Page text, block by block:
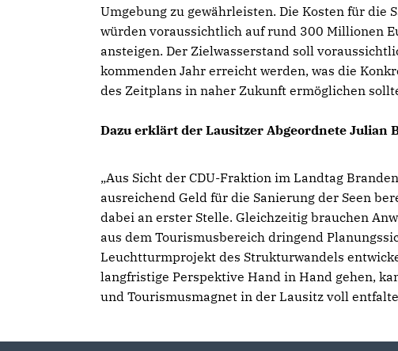
Umgebung zu gewährleisten. Die Kosten für die
würden voraussichtlich auf rund 300 Millionen
ansteigen. Der Zielwasserstand soll
kommenden Jahr erreicht werden, was die
des Zeitplans in naher Zukunft ermöglichen
Dazu erklärt der Lausitzer Abgeordnete Julian
Aus Sicht der CDU-Fraktion im Landtag
ausreichend Geld für die Sanierung der Seen
dabei an erster Stelle. Gleichzeitig brauchen
aus dem Tourismusbereich dringend
Leuchtturmprojekt des Strukturwandels
langfristige Perspektive Hand in Hand gehen,
und Tourismusmagnet in der Lausitz voll